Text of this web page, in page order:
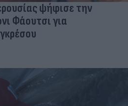
ψήφισε την
Φάουτσι για